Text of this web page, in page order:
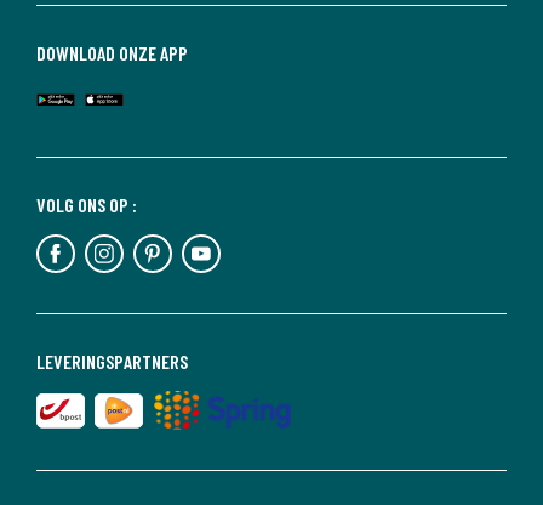
LEVERINGSPARTNERS
VOLG ONS OP :
DOWNLOAD ONZE APP